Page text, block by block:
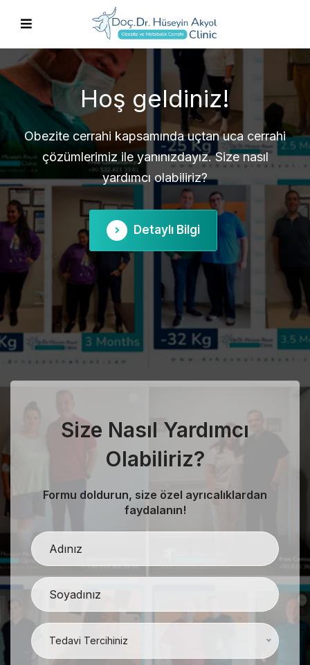
Obezite ve Metabolik
Cerrahi
Tüp mide, gastrik bypass, revizyon cerrahisi ve
daha fazlası hakkında bilgi için iletişime geçin.
Size Nasıl Yardımcı
Olabiliriz?
Formu doldurun, size özel ayrıcalıklardan
faydalanın!
Tedavi Tercihiniz